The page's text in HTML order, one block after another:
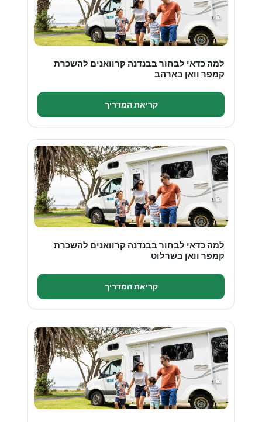
למה כדאי לבחור בבנדנה קרוואנים להשכרת
קמפר וואן בארהב
קריאת המדריך
למה כדאי לבחור בבנדנה קרוואנים להשכרת
קמפר וואן בשרלוט
קריאת המדריך